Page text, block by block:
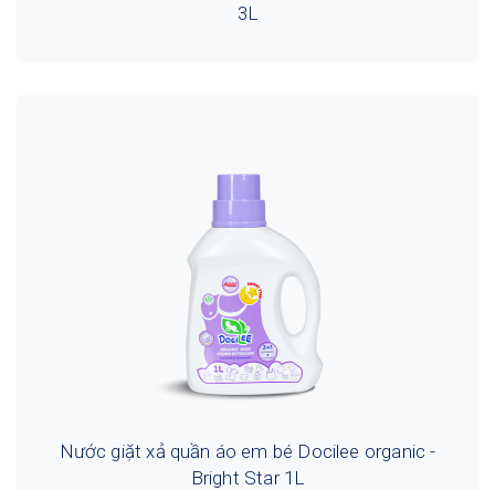
3L
Nước giặt xả quần áo em bé Docilee organic -
Bright Star 1L